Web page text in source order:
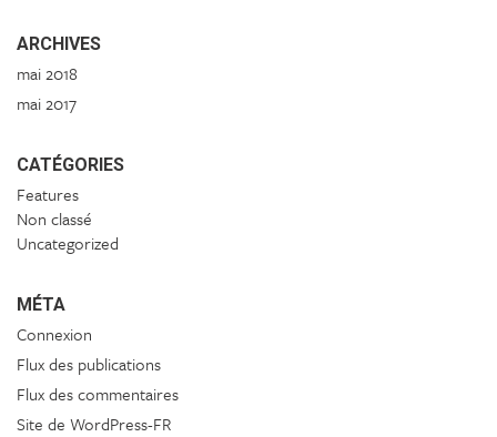
ARCHIVES
mai 2018
mai 2017
CATÉGORIES
Features
Non classé
Uncategorized
MÉTA
Connexion
Flux des publications
Flux des commentaires
Site de WordPress-FR